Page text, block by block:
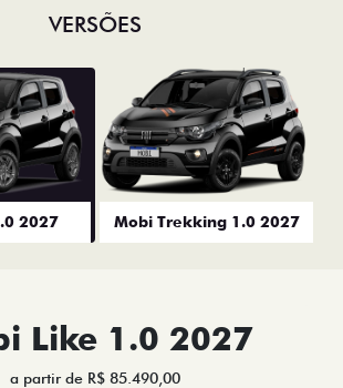
VERSÕES
2027 Mobi Trekking 1.0 2027
Like 1.0 2027
a partir de R$ 85.490,00